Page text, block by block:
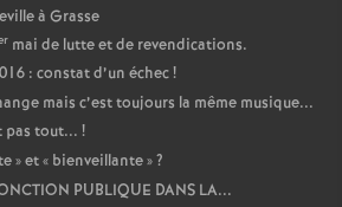
à Grasse
mai de lutte et de revendications.
: constat d’un échec!
mais c’est toujours la même musique...
pas tout... !
» et « bienveillante»?
PUBLIQUE DANS LA...